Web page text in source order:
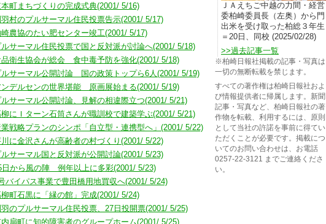
ＪＡえちご中越の力間・経営
委柏崎委員長（左奥）から門
出米を受け取った柏総３年生
＝20日、同校 (2025/02/28)
>>過去記事一覧
町まちづくりの完成式典(2001/ 5/16)
村のプルサーマル住民投票告示(2001/ 5/17)
農協のたい肥センター竣工(2001/ 5/17)
ルサーマル住民投票で国と反対派が討論へ(2001/ 5/18)
品衛生協会が総会 食中毒予防を強化(2001/ 5/18)
ルサーマル公開討論 国の政策トップら6人(2001/ 5/19)
ンデルセンの世界堪能 原画展始まる(2001/ 5/19)
ルサーマル公開討論、見解の相違際立つ(2001/ 5/21)
にＩターン石筒さんが職訓校で建築学ぶ(2001/ 5/21)
業戦略プランのシンポ「自立型・連携型へ」(2001/ 5/22)
に金沢さんが高齢者の村づくり(2001/ 5/22)
ルサーマル国と反対派が公開討論(2001/ 5/23)
日から風の陣 例年以上に多彩(2001/ 5/23)
バイパス事業で豊田橋用地買収へ(2001/ 5/24)
町石黒に「縁の館」完成(2001/ 5/24)
のプルサーマル住民投票、27日投開票(2001/ 5/25)
扇町に知的障害者のグループホーム(2001/ 5/25)
※柏崎日報社掲載の記事・写真は
一切の無断転載を禁じます。
すべての著作権は柏崎日報社およ
び情報提供者に帰属します。新聞
記事・写真など、柏崎日報社の著
作物を転載、利用するには、原則
として当社の許諾を事前に得てい
ただくことが必要です。掲載につ
いてのお問い合わせは、お電話
0257-22-3121 までご連絡くださ
い。